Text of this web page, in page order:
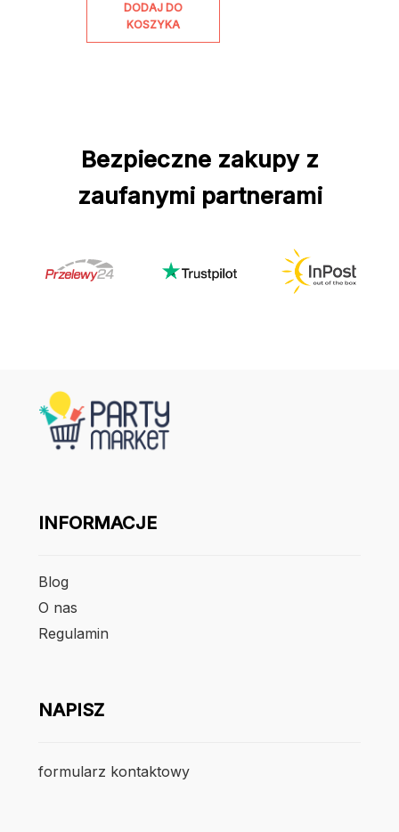
DODAJ DO
KOSZYKA
Bezpieczne zakupy z
zaufanymi partnerami
INFORMACJE
Blog
O nas
Regulamin
NAPISZ
formularz kontaktowy